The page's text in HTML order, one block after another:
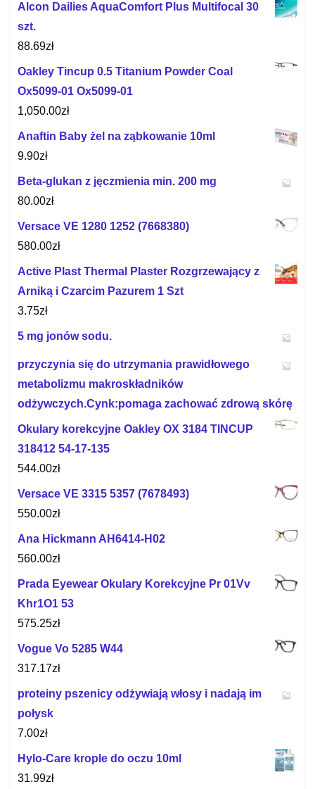
Alcon Dailies AquaComfort Plus Multifocal 30
szt.
88.69zł
Oakley Tincup 0.5 Titanium Powder Coal
Ox5099-01 Ox5099-01
1,050.00zł
Anaftin Baby żel na ząbkowanie 10ml
9.90zł
Beta-glukan z jęczmienia min. 200 mg
80.00zł
Versace VE 1280 1252 (7668380)
580.00zł
Active Plast Thermal Plaster Rozgrzewający z
Arniką i Czarcim Pazurem 1 Szt
3.75zł
5 mg jonów sodu.
przyczynia się do utrzymania prawidłowego
metabolizmu makroskładników
odżywczych.Cynk:pomaga zachować zdrową skórę
Okulary korekcyjne Oakley OX 3184 TINCUP
318412 54-17-135
544.00zł
Versace VE 3315 5357 (7678493)
550.00zł
Ana Hickmann AH6414-H02
560.00zł
Prada Eyewear Okulary Korekcyjne Pr 01Vv
Khr1O1 53
575.25zł
Vogue Vo 5285 W44
317.17zł
proteiny pszenicy odżywiają włosy i nadają im
połysk
7.00zł
Hylo-Care krople do oczu 10ml
31.99zł